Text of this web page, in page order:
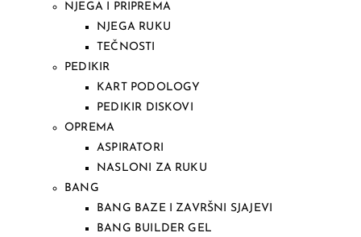
NJEGA I PRIPREMA
NJEGA RUKU
TEČNOSTI
PEDIKIR
KART PODOLOGY
PEDIKIR DISKOVI
OPREMA
ASPIRATORI
NASLONI ZA RUKU
BANG
BANG BAZE I ZAVRŠNI SJAJEVI
BANG BUILDER GEL